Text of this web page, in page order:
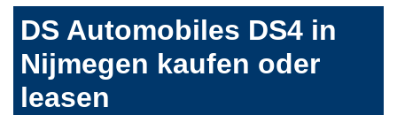
DS Automobiles DS4 in
Nijmegen kaufen oder
leasen